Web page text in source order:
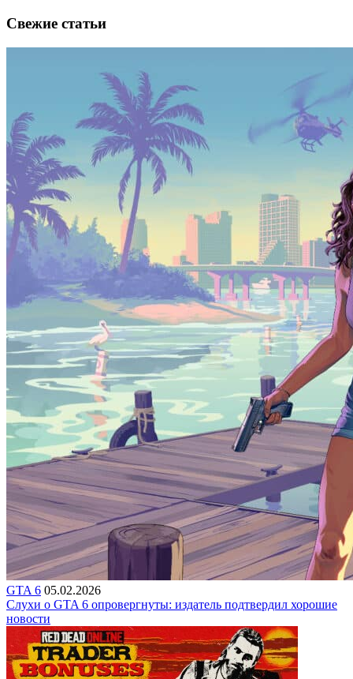
Свежие статьи
GTA 6 05.02.2026
Слухи о GTA 6 опровергнуты: издатель подтвердил хорошие
новости